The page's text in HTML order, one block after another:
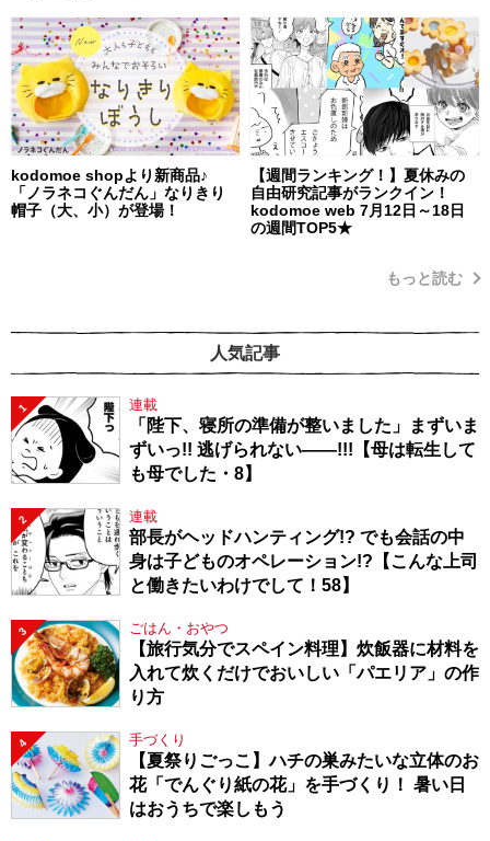
kodomoe shopより新商品♪
「ノラネコぐんだん」なりきり
帽子（大、小）が登場！
【週間ランキング！】夏休みの
自由研究記事がランクイン！
kodomoe web 7月12日～18日
の週間TOP5★
もっと読む
人気記事
1 連載
「陛下、寝所の準備が整いました」まずいま
ずいっ!! 逃げられない――!!!【母は転生して
も母でした・8】
2 連載
部長がヘッドハンティング!? でも会話の中
身は子どものオペレーション!?【こんな上司
と働きたいわけでして！58】
3 ごはん・おやつ
【旅行気分でスペイン料理】炊飯器に材料を
入れて炊くだけでおいしい「パエリア」の作
り方
4 手づくり
【夏祭りごっこ】ハチの巣みたいな立体のお
花「でんぐり紙の花」を手づくり！ 暑い日
はおうちで楽しもう